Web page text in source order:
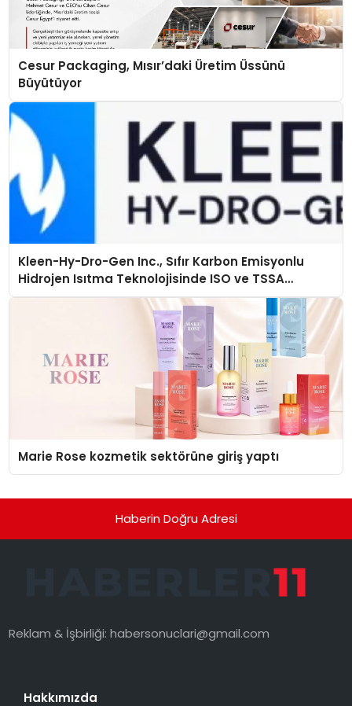
Cesur Packaging, Mısır’daki Üretim Üssünü
Büyütüyor
Kleen-Hy-Dro-Gen Inc., Sıfır Karbon Emisyonlu
Hidrojen Isıtma Teknolojisinde ISO ve TSSA
Düzenleyici Onaylarını Aldı
Marie Rose kozmetik sektörüne giriş yaptı
Haberin Doğru Adresi
Reklam & İşbirliği:habersonuclari@gmail.com
Hakkımızda